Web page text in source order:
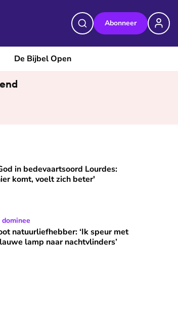
Abonneer
De Bijbel Open
voor kinderen heel dichtbij'
in bedevaartsoord Lourdes: 'Iedereen die
in bedevaartsoord Lourdes:
komt, voelt zich beter'
natuurliefhebber: ‘Ik speur met een laken en
natuurliefhebber: ‘Ik speur met
lamp naar nachtvlinders’